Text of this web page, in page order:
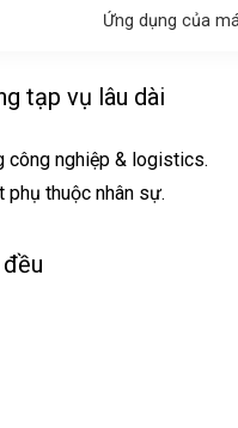
Ứng dụng của
tạp vụ lâu dài
công nghiệp & logistics.
phụ thuộc nhân sự.